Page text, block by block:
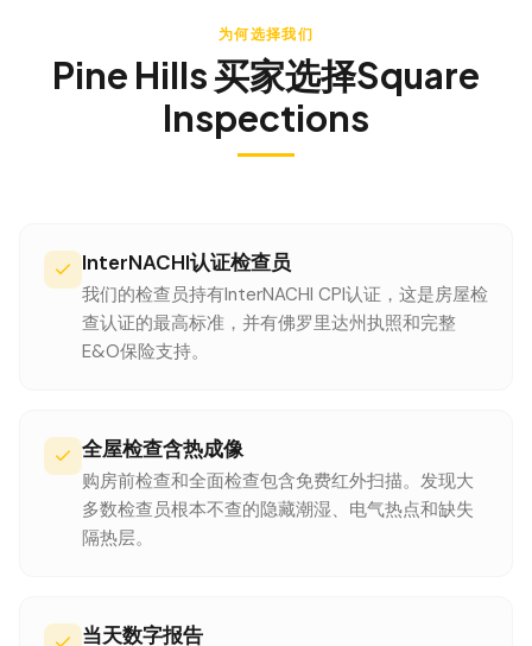
为何选择我们
Pine Hills买家选择Square
Inspections
InterNACHI认证检查员
我们的检查员持有InterNACHI CPI认证，这是房屋检
查认证的最高标准，并有佛罗里达州执照和完整
E&O保险支持。
全屋检查含热成像
购房前检查和全面检查包含免费红外扫描。发现大
多数检查员根本不查的隐藏潮湿、电气热点和缺失
隔热层。
当天数字报告